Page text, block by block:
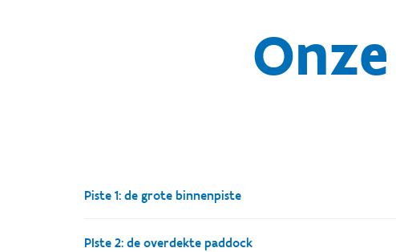
Piste 1: de grote binnenpiste
overdekt zand (Mettet) + geopad
PIste 2: de overdekte paddock